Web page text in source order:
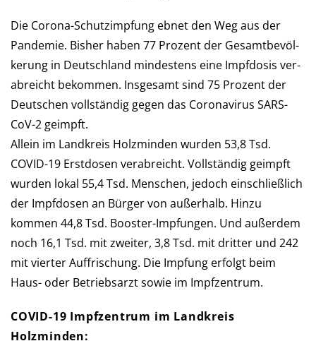
Die Corona-Schutzimpfung ebnet den Weg aus der
Pan­de­mie. Bis­her haben 77 Pro­zent der Ge­samt­be­völ­
ke­rung in Deutsch­land min­des­tens eine Impf­dosis ver­
ab­reicht be­kommen. Ins­ge­samt sind 75 Pro­zent der
Deutschen voll­stän­dig gegen das Corona­virus SARS-
CoV-2 geimpft.
Allein im Landkreis Holzminden wur­den 53,8 Tsd.
COVID-19 Erst­dosen verabreicht. Voll­stän­dig ge­impft
wurden lokal 55,4 Tsd. Men­schen, je­doch ein­schließ­lich
der Impf­do­sen an Bür­ger von außerhalb. Hinzu
kommen 44,8 Tsd. Booster-Impfungen. Und außer­dem
noch 16,1 Tsd. mit zwei­ter, 3,8 Tsd. mit drit­ter und 242
mit vier­ter Auf­frischung. Die Imp­fung er­folgt beim
Haus- oder Betriebs­arzt so­wie im Impfzentrum.
COVID-19 Impfzentrum im Landkreis
Holzminden: